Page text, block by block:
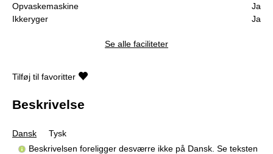
Opvaskemaskine
Ja
Ikkeryger
Ja
Se alle faciliteter
Tilføj til favoritter
Beskrivelse
Dansk
Tysk
Beskrivelsen foreligger desværre ikke på Dansk. Se teksten